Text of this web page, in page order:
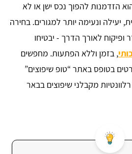
הזדמנות להפוך נכס ישן או לא
יעילה ונעימה יותר למגורים. בחירה
לאורך הדרך - יבטיחו
, בזמן וללא הפתעות. מחפשים
בטופס באתר “טופ שיפוצים”
מקבלני שיפוצים בבאר